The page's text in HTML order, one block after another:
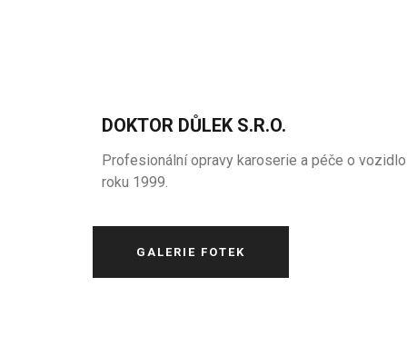
DOKTOR DŮLEK S.R.O.
Profesionální opravy karoserie a péče o
roku 1999.
GALERIE FOTEK